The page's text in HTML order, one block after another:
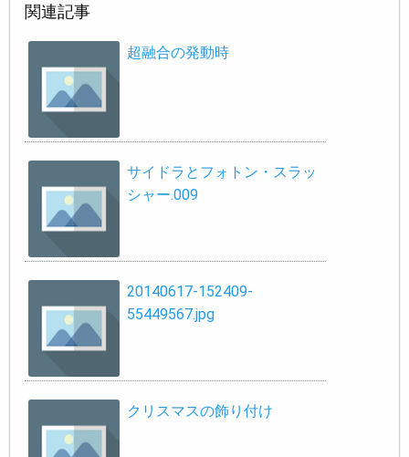
関連記事
超融合の発動時
サイドラとフォトン・スラッ
シャー.009
20140617-152409-
55449567.jpg
クリスマスの飾り付け